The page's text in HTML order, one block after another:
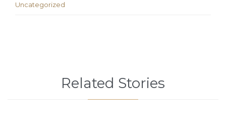
Uncategorized
Related Stories